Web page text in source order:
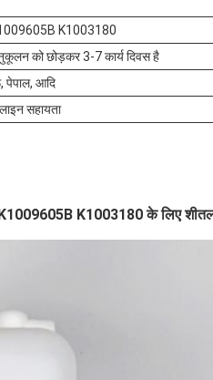
K1003180
को छोड़कर 3-7 कार्य दिवस है
पेपाल, आदि
सहायता
K1003180 के लिए